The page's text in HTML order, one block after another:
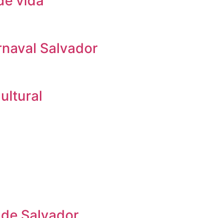
Salvador